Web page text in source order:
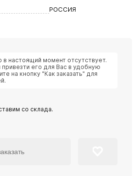
РОССИЯ
в настоящий момент отсутствует.
его для Вас в удобную
на кнопку "Как заказать" для
со склада.